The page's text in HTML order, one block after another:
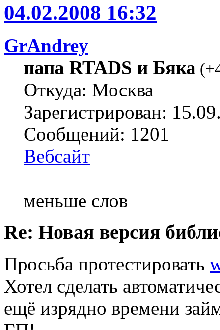
04.02.2008 16:32
GrAndrey
папа RTADS и Бяка (
Откуда: Москва
Зарегистрирован:
Сообщений: 1201
Вебсайт
меньше слов
Re: Новая версия
Просьба протестировать
Хотел сделать
ещё изрядно времени